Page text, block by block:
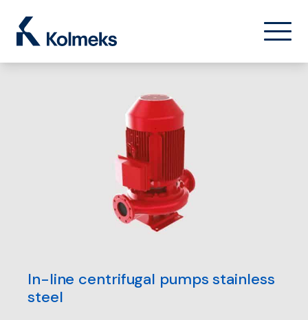
菜单
关闭
In-line centrifugal pumps stainless
steel